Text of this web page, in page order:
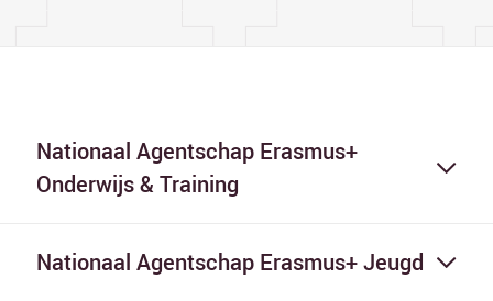
Nationaal Agentschap Erasmus+
Onderwijs & Training
Nationaal Agentschap Erasmus+ Jeugd